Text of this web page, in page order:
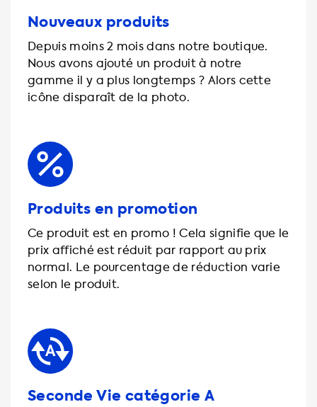
Nouveaux produits
Depuis moins 2 mois dans notre boutique.
Nous avons ajouté un produit à notre
gamme il y a plus longtemps ? Alors cette
icône disparaît de la photo.
Produits en promotion
Ce produit est en promo ! Cela signifie que le
prix affiché est réduit par rapport au prix
normal. Le pourcentage de réduction varie
selon le produit.
Seconde Vie catégorie A